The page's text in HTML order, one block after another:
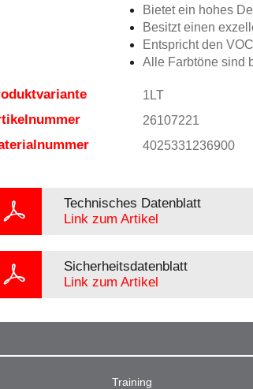
Bietet ein hohes
Besitzt einen
Entspricht den
Alle Farbtöne sind
1LT
26107221
4025331236900
Technisches Datenblatt
Link zum Artikel
Sicherheitsdatenblatt
Link zum Artikel
Training